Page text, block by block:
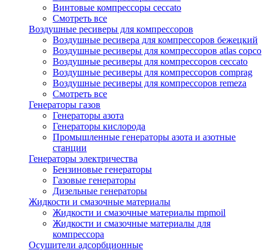
Винтовые компрессоры ceccato
Смотреть все
Воздушные ресиверы для компрессоров
Воздушные ресивера для компрессоров бежецкий
Воздушные ресиверы для компрессоров atlas copco
Воздушные ресиверы для компрессоров ceccato
Воздушные ресиверы для компрессоров comprag
Воздушные ресиверы для компрессоров remeza
Смотреть все
Генераторы газов
Генераторы азота
Генераторы кислорода
Промышленные генераторы азота и азотные
станции
Генераторы электричества
Бензиновые генераторы
Газовые генераторы
Дизельные генераторы
Жидкости и смазочные материалы
Жидкости и смазочные материалы mpmoil
Жидкости и смазочные материалы для
компрессора
Осушители адсорбционные